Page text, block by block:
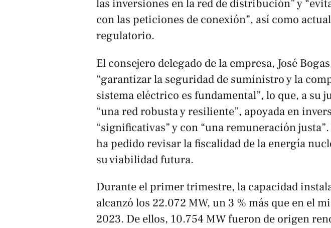
las inversiones en la red de distribución” y
con las peticiones de conexión”, así como
regulatorio.
El consejero delegado de la empresa, José
“garantizar la seguridad de suministro y la
sistema eléctrico es fundamental”, lo que, a su
“una red robusta y resiliente”, apoyada en
“significativas” y con “una remuneración
ha pedido revisar la fiscalidad de la energía
su viabilidad futura.
Durante el primer trimestre, la capacidad
alcanzó los 22.072 MW, un 3 % más que en el
2023. De ellos, 10.754 MW fueron de origen